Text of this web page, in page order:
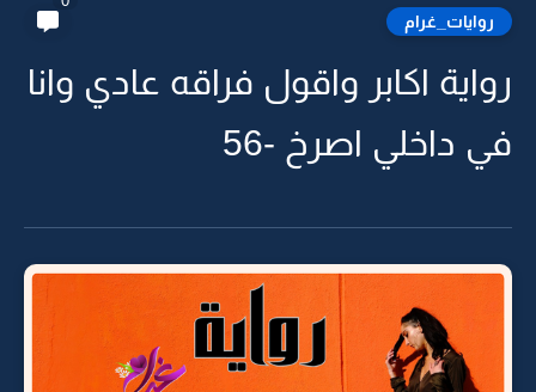
روايات_غرام
رواية اكابر واقول فراقه عادي وانا
في داخلي اصرخ -56